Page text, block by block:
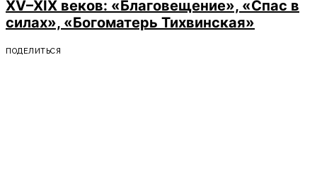
XV–XIX веков: «Благовещение», «Спас в
силах», «Богоматерь Тихвинская»
ПОДЕЛИТЬСЯ